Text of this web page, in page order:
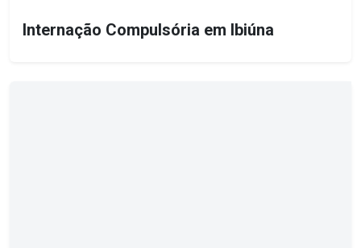
Internação Compulsória em Ibiúna